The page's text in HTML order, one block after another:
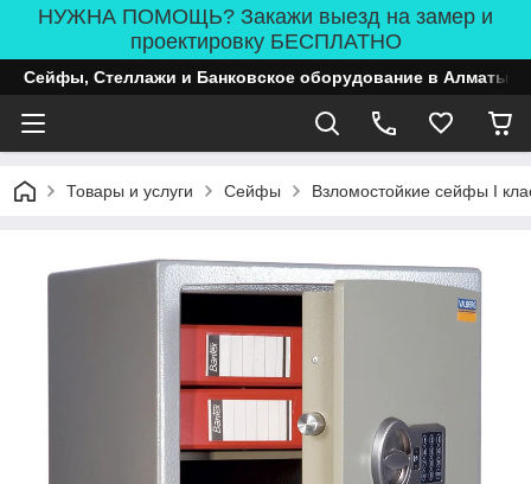
НУЖНА ПОМОЩЬ? Закажи выезд на замер и
проектировку БЕСПЛАТНО
Сейфы, Стеллажи и Банковское оборудование в Алматы
Товары и услуги Сейфы Взломостойкие сейфы I